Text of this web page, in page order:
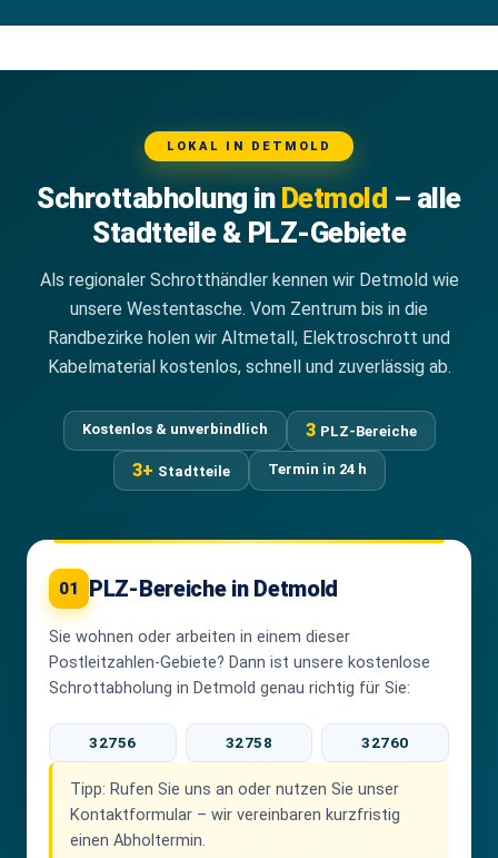
LOKAL IN DETMOLD
Schrottabholung in Detmold – alle
Stadtteile & PLZ-Gebiete
Als regionaler Schrotthändler kennen wir Detmold wie
unsere Westentasche. Vom Zentrum bis in die
Randbezirke holen wir Altmetall, Elektroschrott und
Kabelmaterial kostenlos, schnell und zuverlässig ab.
Kostenlos & unverbindlich 3 PLZ-Bereiche
3+ Stadtteile Termin in 24 h
01 PLZ-Bereiche in Detmold
Sie wohnen oder arbeiten in einem dieser
Postleitzahlen-Gebiete? Dann ist unsere kostenlose
Schrottabholung in Detmold genau richtig für Sie:
32756 32758 32760
Tipp: Rufen Sie uns an oder nutzen Sie unser
Kontaktformular – wir vereinbaren kurzfristig
einen Abholtermin.